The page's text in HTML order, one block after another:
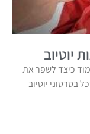
יוטיוב
כיצד לשפר את
בסרטוני יוטיוב